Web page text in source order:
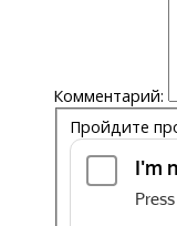
Комментарий:
Пройдите